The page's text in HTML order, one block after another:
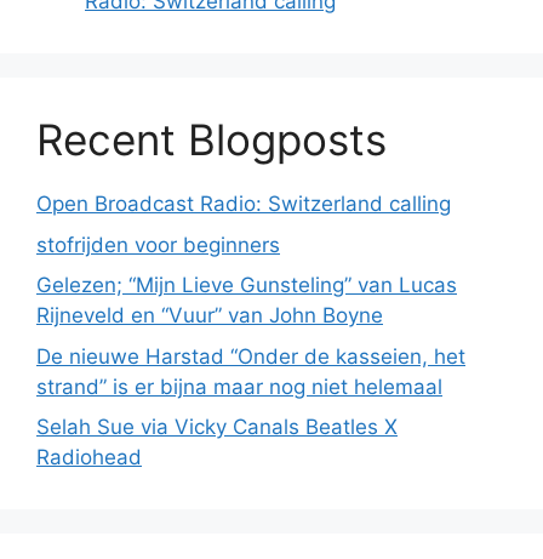
Recent Blogposts
Open Broadcast Radio: Switzerland calling
stofrijden voor beginners
Gelezen; “Mijn Lieve Gunsteling” van Lucas
Rijneveld en “Vuur” van John Boyne
De nieuwe Harstad “Onder de kasseien, het
strand” is er bijna maar nog niet helemaal
Selah Sue via Vicky Canals Beatles X
Radiohead